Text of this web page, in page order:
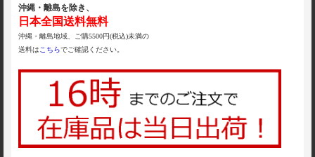
沖縄・離島を除き、
日本全国送料無料
沖縄・離島地域、ご購5500円(税込)未満の
送料は こちらでご確認ください。